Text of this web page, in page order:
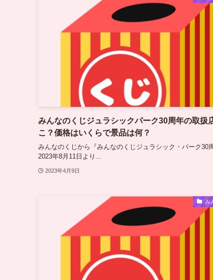
みんなのくじジュラシックパーク30周年の取扱
こ？価格はいくらで景品は何？
みんなのくじから『みんなのくじジュラシック・パーク30
2023年8月11日より...
2023年4月9日
み